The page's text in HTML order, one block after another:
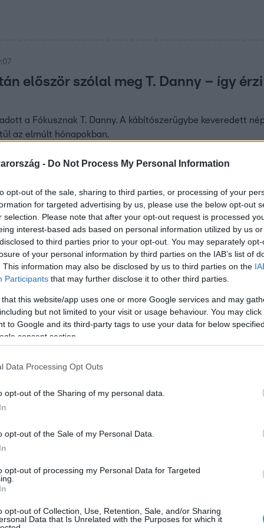
- Do Not Process My Personal Information
opt-out of the sale, sharing to third parties, or processing of your
for targeted advertising by us, please use the below opt-out
selection. Please note that after your opt-out request is processed
interest-based ads based on personal information utilized by us
to third parties prior to your opt-out. You may separately
of your personal information by third parties on the IAB’s list of
This information may also be disclosed by us to third parties on the
Participants that may further disclose it to other third parties.
that this website/app uses one or more Google services and may
but not limited to your visit or usage behaviour. You may
to Google and its third-party tags to use your data for below
consent section.
Data Processing Opt Outs
opt-out of the Sharing of my personal data.
opt-out of the Sale of my Personal Data.
opt-out of processing my Personal Data for Targeted
opt-out of Collection, Use, Retention, Sale, and/or Sharing
Data that Is Unrelated with the Purposes for which it
először szólal meg T. Danny – így
a Fókusznak T. Danny. A kábítószerügybe keveredett
az elmúlt hónapokban.
és jobban néz ki, mint valaha –
Instagram-posztjában betekintést enged új kisfilmje
magával ragadjon!
kapott: "Hibáztam jó párszor"
Dániel elhatározta, hogy 2026-ban más ember lesz, és
15:00
félmeztelenül hódít – a rajongók
ismét felkeltette a rajongók figyelmét: egy medenceparti,